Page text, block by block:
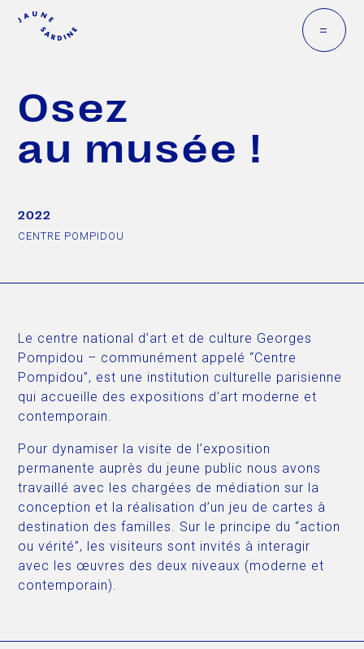
=
Osez
au musée !
2022
CENTRE POMPIDOU
Le centre national d’art et de culture Georges
Pompidou – communément appelé “Centre
Pompidou”, est une institution culturelle parisienne
qui accueille des expositions d’art moderne et
contemporain.
Pour dynamiser la visite de l’exposition
permanente auprès du jeune public nous avons
travaillé avec les chargées de médiation sur la
conception et la réalisation d’un jeu de cartes à
destination des familles. Sur le principe du “action
ou vérité”, les visiteurs sont invités à interagir
avec les œuvres des deux niveaux (moderne et
contemporain).